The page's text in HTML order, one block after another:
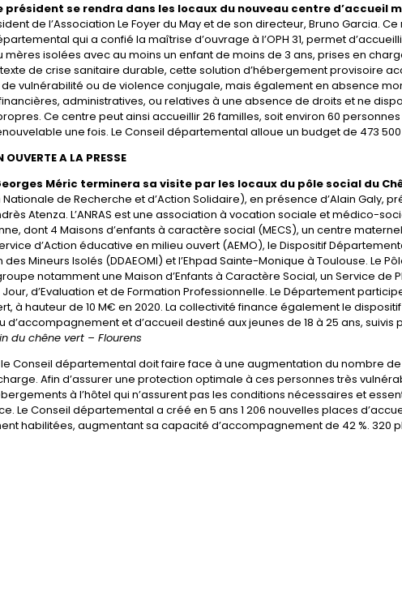
président se rendra dans les locaux du nouveau centre d’accueil
de l’Association Le Foyer du May et de son directeur, Bruno Garcia.
qui a confié la maîtrise d’ouvrage à l’OPH 31, permet
mères isolées avec au moins un enfant de moins de 3 ans, prises en
de crise sanitaire durable, cette solution d’hébergement provisoire
de vulnérabilité ou de violence conjugale, mais également en absence
administratives, ou relatives à une absence de droits et ne
Ce centre peut ainsi accueillir 26 familles, soit environ 60
une fois. Le Conseil départemental alloue un budget de 473
OUVERTE A LA PRESSE
Méric terminera sa visite par les locaux du pôle social du
de Recherche et d’Action Solidaire), en présence d’Alain Galy,
Atenza. L’ANRAS est une association à vocation sociale et médico-
dont 4 Maisons d’enfants à caractère social (MECS), un centre
d’Action éducative en milieu ouvert (AEMO), le Dispositif
des Mineurs Isolés (DDAEOMI) et l’Ehpad Sainte-Monique à Toulouse. Le
notamment une Maison d’Enfants à Caractère Social, un Service de
Jour, d’Evaluation et de Formation Professionnelle. Le Département
à hauteur de 10 M€ en 2020. La collectivité finance également le
d’accompagnement et d’accueil destiné aux jeunes de 18 à 25 ans, suivis
du chêne vert – Flourens
le Conseil départemental doit faire face à une augmentation du nombre
Afin d’assurer une protection optimale à ces personnes très
à l’hôtel qui n’assurent pas les conditions nécessaires et
Le Conseil départemental a créé en 5 ans 1 206 nouvelles places
habilitées, augmentant sa capacité d’accompagnement de 42 %. 320